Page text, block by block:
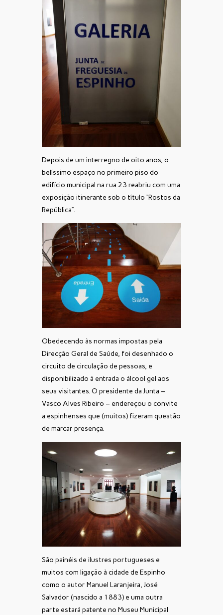
Depois de um interregno de oito anos, o
belíssimo espaço no primeiro piso do
edifício municipal na rua 23 reabriu com uma
exposição itinerante sob o título “Rostos da
República”.
Obedecendo às normas impostas pela
Direcção Geral de Saúde, foi desenhado o
circuito de circulação de pessoas, e
disponibilizado à entrada o álcool gel aos
seus visitantes. O presidente da Junta –
Vasco Alves Ribeiro – endereçou o convite
a espinhenses que (muitos) fizeram questão
de marcar presença.
São painéis de ilustres portugueses e
muitos com ligação à cidade de Espinho
como o autor Manuel Laranjeira, José
Salvador (nascido a 1883) e uma outra
parte estará patente no Museu Municipal